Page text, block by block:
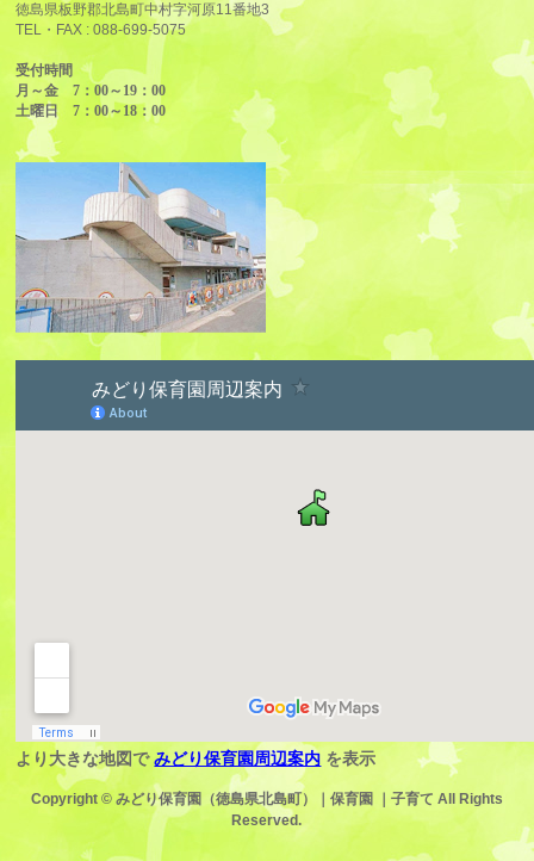
徳島県板野郡北島町中村字河原11番地3
TEL・FAX :088-699-5075
受付時間
月～金 7：00～19：00
土曜日 7：00～18：00
より大きな地図でみどり保育園周辺案内 を表示
Copyright © みどり保育園（徳島県北島町）｜保育園 ｜子育て All Rights
Reserved.